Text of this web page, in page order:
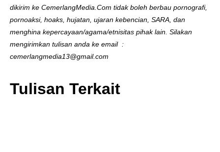
dikirim ke CemerlangMedia.Com tidak boleh berbau pornografi,
pornoaksi, hoaks, hujatan, ujaran kebencian, SARA, dan
menghina kepercayaan/agama/etnisitas pihak lain. Silakan
mengirimkan tulisan anda ke email :
cemerlangmedia13@gmail.com
Tulisan Terkait